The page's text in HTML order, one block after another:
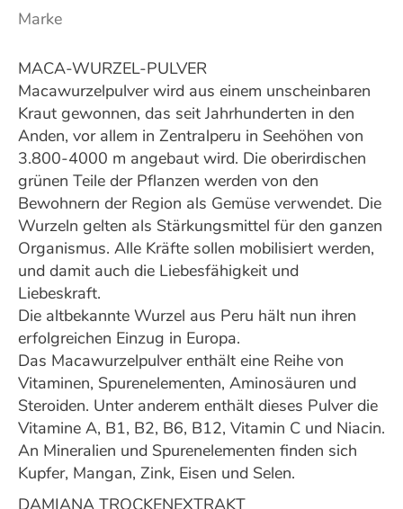
Marke
MACA-WURZEL-PULVER
Macawurzelpulver wird aus einem unscheinbaren
Kraut gewonnen, das seit Jahrhunderten in den
Anden, vor allem in Zentralperu in Seehöhen von
3.800-4000 m angebaut wird. Die oberirdischen
grünen Teile der Pflanzen werden von den
Bewohnern der Region als Gemüse verwendet. Die
Wurzeln gelten als Stärkungsmittel für den ganzen
Organismus. Alle Kräfte sollen mobilisiert werden,
und damit auch die Liebesfähigkeit und
Liebeskraft.
Die altbekannte Wurzel aus Peru hält nun ihren
erfolgreichen Einzug in Europa.
Das Macawurzelpulver enthält eine Reihe von
Vitaminen, Spurenelementen, Aminosäuren und
Steroiden. Unter anderem enthält dieses Pulver die
Vitamine A, B1, B2, B6, B12, Vitamin C und Niacin.
An Mineralien und Spurenelementen finden sich
Kupfer, Mangan, Zink, Eisen und Selen.
DAMIANA TROCKENEXTRAKT